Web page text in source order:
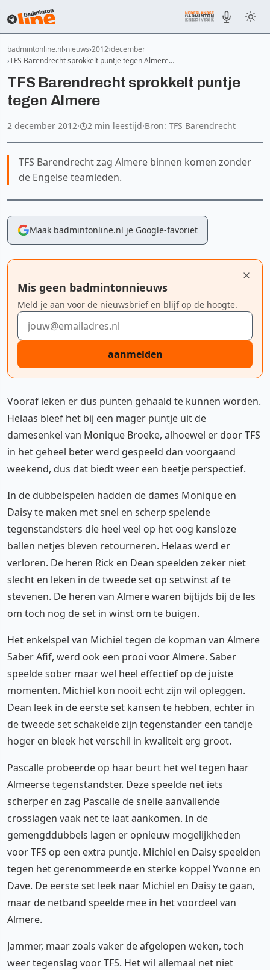
badmintonline.nl nieuws 2012 december
TFS Barendrecht sprokkelt puntje tegen Almere…
TFS Barendrecht sprokkelt puntje
tegen Almere
2 december 2012· 2 min leestijd·Bron: TFS Barendrecht
TFS Barendrecht zag Almere binnen komen zonder
de Engelse teamleden.
Maak badmintonline.nl je Google-favoriet
Mis geen badmintonnieuws
Meld je aan voor de nieuwsbrief en blijf op de hoogte.
E-mailadres
aanmelden
Vooraf leken er dus punten gehaald te kunnen worden.
Helaas bleef het bij een mager puntje uit de
damesenkel van Monique Broeke, alhoewel er door TFS
in het geheel beter werd gespeeld dan voorgaand
weekend, dus dat biedt weer een beetje perspectief.
In de dubbelspelen hadden de dames Monique en
Daisy te maken met snel en scherp spelende
tegenstandsters die heel veel op het oog kansloze
ballen netjes bleven retourneren. Helaas werd er
verloren. De heren Rick en Dean speelden zeker niet
slecht en leken in de tweede set op setwinst af te
stevenen. De heren van Almere waren bijtijds bij de les
om toch nog de set in winst om te buigen.
Het enkelspel van Michiel tegen de kopman van Almere
Saber Afif, werd ook een prooi voor Almere. Saber
speelde sober maar wel heel effectief op de juiste
momenten. Michiel kon nooit echt zijn wil opleggen.
Dean leek in de eerste set kansen te hebben, echter in
de tweede set schakelde zijn tegenstander een tandje
hoger en bleek het verschil in kwaliteit erg groot.
Pascalle probeerde op haar beurt het wel tegen haar
Almeerse tegenstandster. Deze speelde net iets
scherper en zag Pascalle de snelle aanvallende
crosslagen vaak net te laat aankomen. In de
gemengddubbels lagen er opnieuw mogelijkheden
voor TFS op een extra puntje. Michiel en Daisy speelden
tegen het gerenommeerde en sterke koppel Yvonne en
Dave. De eerste set leek naar Michiel en Daisy te gaan,
maar de netband speelde mee in het voordeel van
Almere.
Jammer, maar zoals vaker de afgelopen weken, toch
weer tegenslag voor TFS. Het wil allemaal net niet